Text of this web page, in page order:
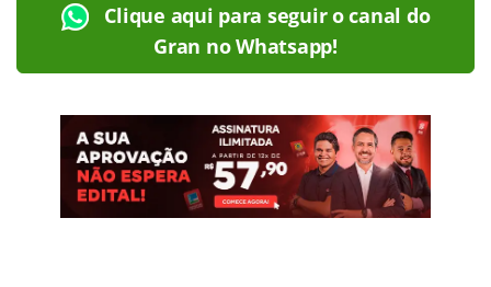
Clique aqui para seguir o canal do
Gran no Whatsapp!